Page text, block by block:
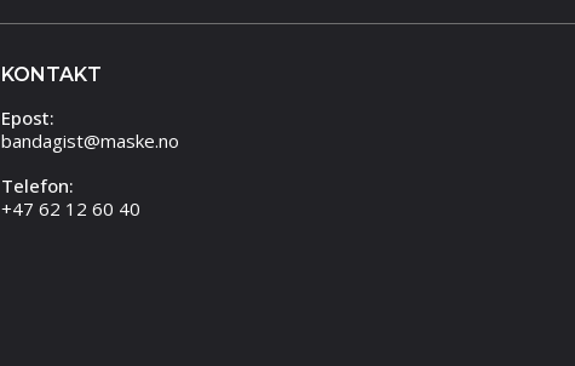
KONTAKT
Epost:
bandagist@maske.no
Telefon:
+47 62 12 60 40